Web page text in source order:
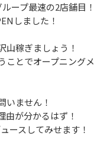
ープ最速の2店舗目！
しました！
山稼ぎましょう！
ことでオープニングメ
いません！
由が分かるはず！
ースしてみせます！